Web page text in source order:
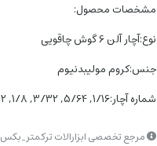
مشخصات محصول:
نوع:آچار آلن 6 گوش چاقویی
جنس:کروم مولیبدنیوم
شماره آچار:1/16, 5/64, 3/32, 1/8, 5/32, 3/16 , 7/32 اینچ
مرجع تخصصی ابزارالات